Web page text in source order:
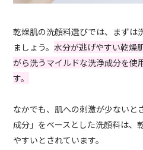
乾燥肌の洗顔料選びでは、まずは
ましょう。水分が逃げやすい乾燥
がら洗うマイルドな洗浄成分を使
す。
なかでも、肌への刺激が少ないと
成分」をベースとした洗顔料は、
やすいとされています。